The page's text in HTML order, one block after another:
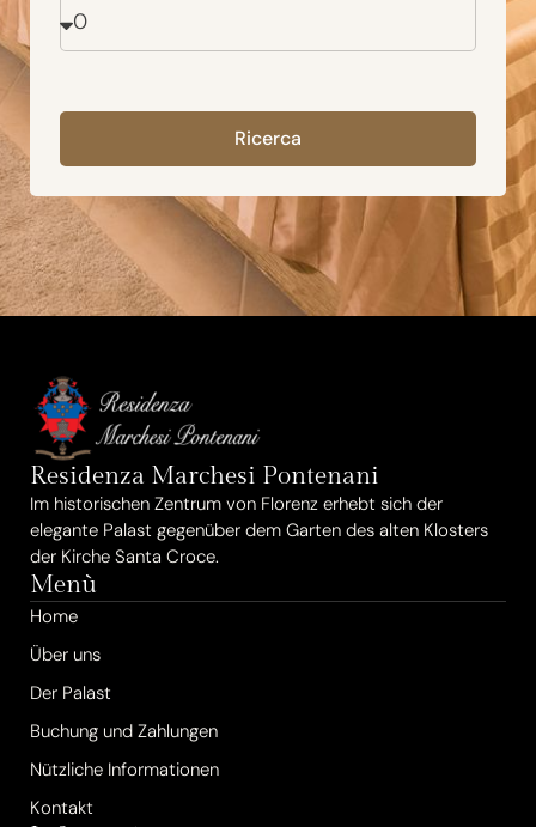
Ricerca
Residenza Marchesi Pontenani
Im historischen Zentrum von Florenz erhebt sich der
elegante Palast gegenüber dem Garten des alten Klosters
der Kirche Santa Croce.
Menù
Home
Über uns
Der Palast
Buchung und Zahlungen
Nützliche Informationen
Kontakt